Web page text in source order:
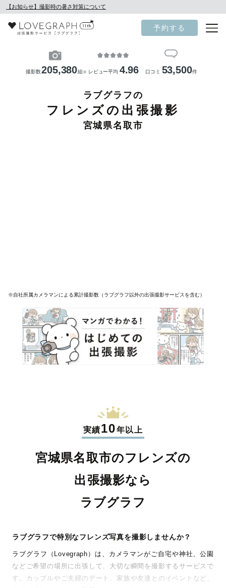
【お知らせ】撮影時の暑さ対策について
予約する
撮影数205,380組 ※ レビュー平均 4.96 口コミ 53,500件
ラブグラフの
フレンズの出張撮影
宮城県名取市
※自社所属カメラマンによる累計撮影数（ラブグラフ以外の出張撮影サービスを含む）
実績10年以上
宮城県名取市のフレンズの
出張撮影なら
ラブグラフ
ラブグラフで特別なフレンズ写真を撮影しませんか？
ラブグラフ（Lovegraph）は、カメラマンがご自宅や神社、公園
などご希望の場所に出張して、大切な瞬間を撮影するサービスで
す。カップルやご夫婦のデート、家族や友達とのイベントなど、